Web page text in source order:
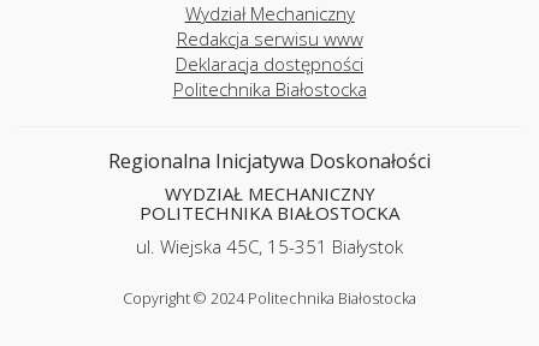
Wydział Mechaniczny
Redakcja serwisu www
Deklaracja dostępności
Politechnika Białostocka
Regionalna Inicjatywa Doskonałości
WYDZIAŁ MECHANICZNY
POLITECHNIKA BIAŁOSTOCKA
ul. Wiejska 45C, 15-351 Białystok
Copyright © 2024 Politechnika Białostocka